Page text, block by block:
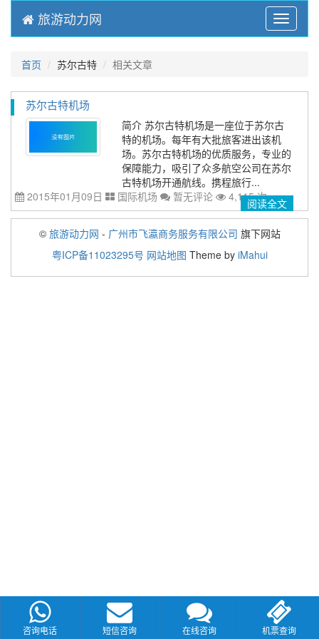
Menu
旅游动力网
首页 苏尔古特 相关文章
苏尔古特机场
简介 苏尔古特机场是一座位于苏尔古
特的机场。每年有大批旅客进出该机
场。苏尔古特机场的优质服务，专业的
保障能力，吸引了众多航空公司在苏尔
古特机场开通航线。携程旅行...
2015年01月09日
国际机场 暂无评论 4,115 次阅读全文
© 旅游动力网 - 广州市飞瀛商务服务有限公司 旗下网站
粤ICP备11023295号 网站地图 Theme by iMahui
咨询电话 短信咨询 在线咨询 机票查询